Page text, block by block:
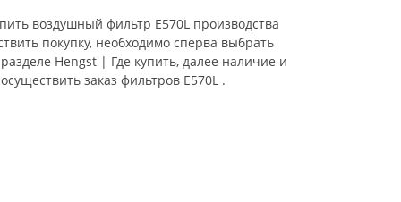
воздушный фильтр E570L производства
покупку, необходимо сперва выбрать
Hengst | Где купить, далее наличие и
заказ фильтров E570L .